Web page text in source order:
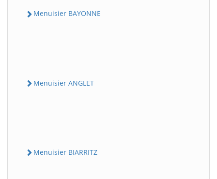
Menuisier BAYONNE
Menuisier ANGLET
Menuisier BIARRITZ